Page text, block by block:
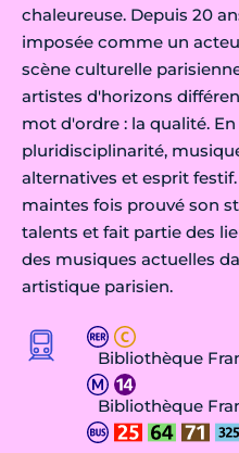
chaleureuse. Depuis 20
imposée comme un
scène culturelle
artistes d'horizons
mot d'ordre : la qualité.
pluridisciplinarité,
alternatives et esprit
maintes fois prouvé son
talents et fait partie des
des musiques actuelles
artistique parisien.
Bibliothèque
Bibliothèque